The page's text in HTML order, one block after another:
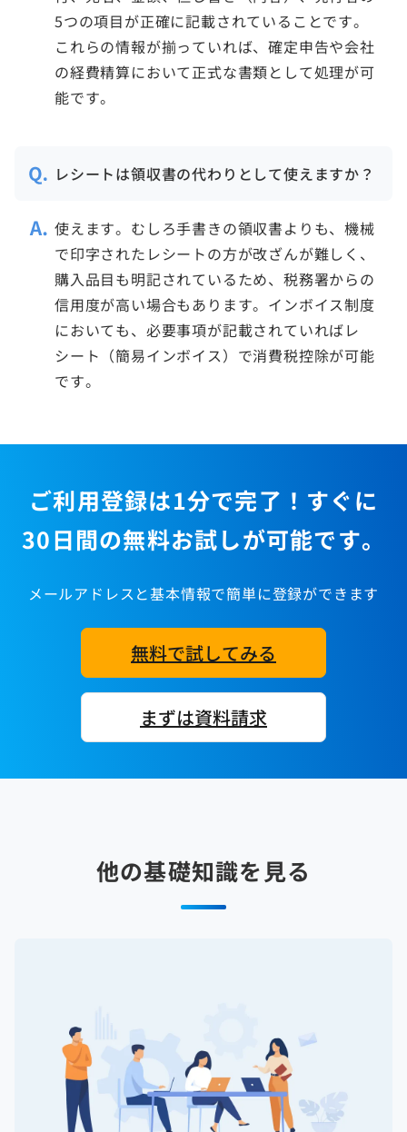
5つの項目が正確に記載されていることです。
これらの情報が揃っていれば、確定申告や会社
の経費精算において正式な書類として処理が可
能です。
レシートは領収書の代わりとして使えますか？
使えます。むしろ手書きの領収書よりも、機械
で印字されたレシートの方が改ざんが難しく、
購入品目も明記されているため、税務署からの
信用度が高い場合もあります。インボイス制度
においても、必要事項が記載されていればレ
シート（簡易インボイス）で消費税控除が可能
です。
ご利用登録は1分で完了！すぐに
30日間の無料お試しが可能です。
メールアドレスと基本情報で簡単に登録ができます
無料で試してみる
まずは資料請求
他の基礎知識を見る